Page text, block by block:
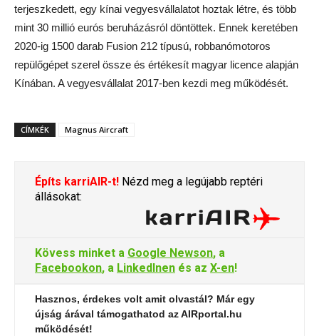
terjeszkedett, egy kínai vegyesvállalatot hoztak létre, és több
mint 30 millió eurós beruházásról döntöttek. Ennek keretében
2020-ig 1500 darab Fusion 212 típusú, robbanómotoros
repülőgépet szerel össze és értékesít magyar licence alapján
Kínában. A vegyesvállalat 2017-ben kezdi meg működését.
CÍMKÉK Magnus Aircraft
Építs karriAIR-t! Nézd meg a legújabb reptéri
állásokat:
Kövess minket a Google Newson, a
Facebookon, a LinkedInen és az X-en!
Hasznos, érdekes volt amit olvastál? Már egy
újság árával támogathatod az AIRportal.hu
működését!